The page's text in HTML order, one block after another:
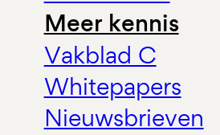
Meer kennis
Vakblad C
Whitepapers
Nieuwsbrieven